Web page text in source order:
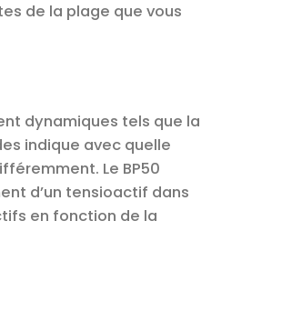
de la plage que vous
dynamiques tels que la
indique avec quelle
Le BP50
d’un tensioactif dans
en fonction de la